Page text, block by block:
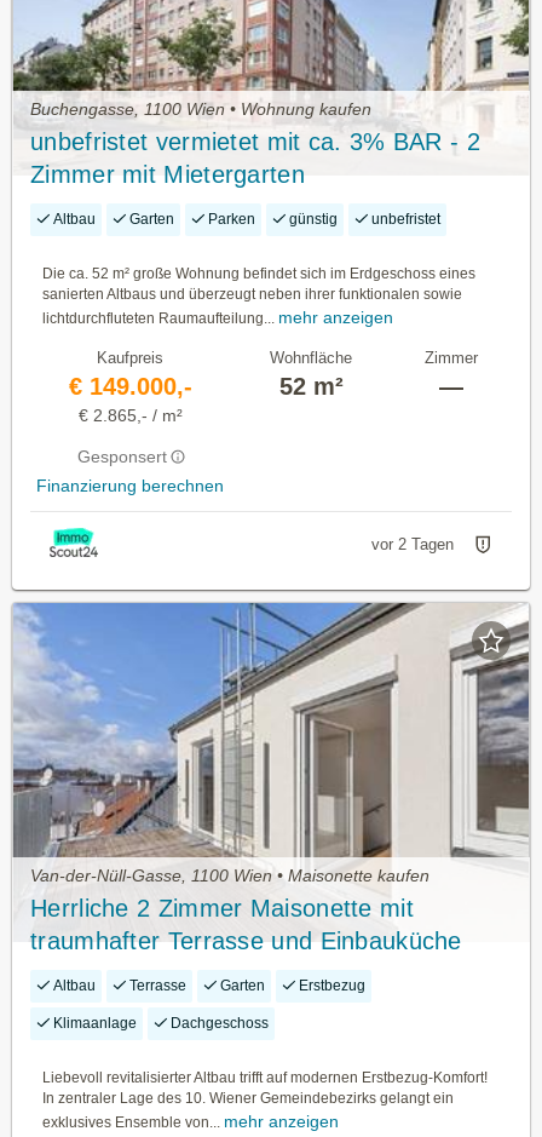
Buchengasse, 1100 Wien • Wohnung kaufen
unbefristet vermietet mit ca. 3% BAR - 2
Zimmer mit Mietergarten
Altbau Garten Parken günstig unbefristet
Die ca. 52 m² große Wohnung befindet sich im Erdgeschoss eines
sanierten Altbaus und überzeugt neben ihrer funktionalen sowie
lichtdurchfluteten Raumaufteilung... mehr anzeigen
Kaufpreis
€ 149.000,-
€ 2.865,- / m²
Gesponsert
Finanzierung berechnen
Wohnfläche
52 m²
Zimmer
—
vor 2 Tagen
Van-der-Nüll-Gasse, 1100 Wien • Maisonette kaufen
Herrliche 2 Zimmer Maisonette mit
traumhafter Terrasse und Einbauküche
Altbau Terrasse Garten Erstbezug
Klimaanlage Dachgeschoss
Liebevoll revitalisierter Altbau trifft auf modernen Erstbezug-Komfort!
In zentraler Lage des 10. Wiener Gemeindebezirks gelangt ein
exklusives Ensemble von...
mehr anzeigen